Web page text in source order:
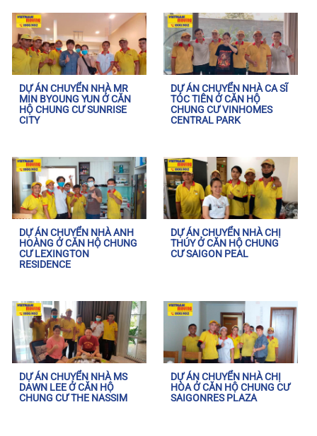
DỰ ÁN CHUYỂN NHÀ MR
MIN BYOUNG YUN Ở CĂN
HỘ CHUNG CƯ SUNRISE
CITY
DỰ ÁN CHUYỂN NHÀ CA SĨ
TÓC TIÊN Ở CĂN HỘ
CHUNG CƯ VINHOMES
CENTRAL PARK
DỰ ÁN CHUYỂN NHÀ ANH
HOÀNG Ở CĂN HỘ CHUNG
CƯ LEXINGTON
RESIDENCE
DỰ ÁN CHUYỂN NHÀ CHỊ
THÚY Ở CĂN HỘ CHUNG
CƯ SAIGON PEAL
DỰ ÁN CHUYỂN NHÀ MS
DAWN LEE Ở CĂN HỘ
CHUNG CƯ THE NASSIM
DỰ ÁN CHUYỂN NHÀ CHỊ
HÒA Ở CĂN HỘ CHUNG CƯ
SAIGONRES PLAZA